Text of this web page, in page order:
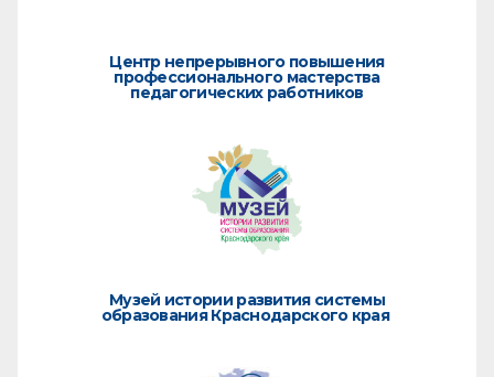
Центр непрерывного повышения
профессионального мастерства
педагогических работников
Музей истории развития системы
образования Краснодарского края